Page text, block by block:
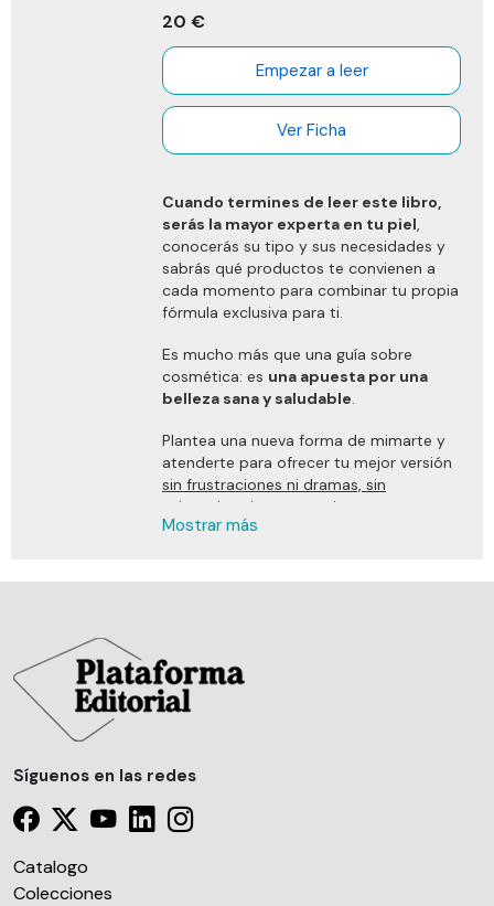
20 €
Empezar a leer
Ver Ficha
Cuando termines de leer este libro,
serás la mayor experta en tu piel,
conocerás su tipo y sus necesidades y
sabrás qué productos te convienen a
cada momento para combinar tu propia
fórmula exclusiva para ti.
Es mucho más que una guía sobre
cosmética: es una apuesta por una
belleza sana y saludable.
Plantea una nueva forma de mimarte y
atenderte para ofrecer tu mejor versión
sin frustraciones ni dramas, sin
exigencias ni comparaciones
simplemente sintiéndote, escuchando tu
Mostrar más
Síguenos en las redes
Catalogo
Colecciones